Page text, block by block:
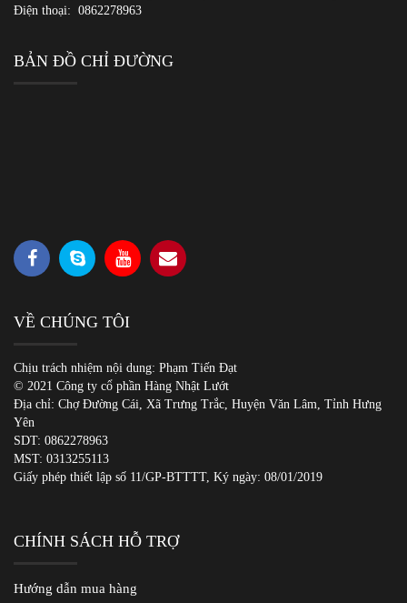
Điện thoại: 0862278963
BẢN ĐỒ CHỈ ĐƯỜNG
VỀ CHÚNG TÔI
Chịu trách nhiệm nội dung: Phạm Tiến Đạt
© 2021 Công ty cổ phần Hàng Nhật Lướt
Địa chỉ: Chợ Đường Cái, Xã Trưng Trắc, Huyện Văn Lâm, Tỉnh Hưng
Yên
SDT: 0862278963
MST: 0313255113
Giấy phép thiết lập số 11/GP-BTTTT, Ký ngày: 08/01/2019
CHÍNH SÁCH HỖ TRỢ
Hướng dẫn mua hàng